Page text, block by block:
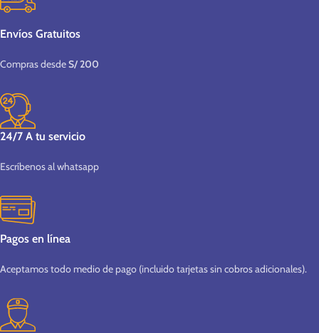
Envíos Gratuitos
Compras desdeS/ 200
24/7 A tu servicio
Escríbenos al whatsapp
Pagos en línea
Aceptamos todo medio de pago (incluido tarjetas sin cobros adicionales).